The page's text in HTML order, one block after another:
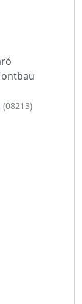
(08213)